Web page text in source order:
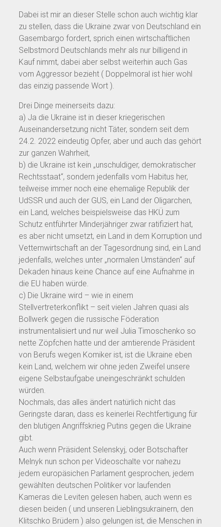
Dabei ist mir an dieser Stelle schon auch wichtig klar
zu stellen, dass die Ukraine zwar von Deutschland ein
Gasembargo fordert, sprich einen wirtschaftlichen
Selbstmord Deutschlands mehr als nur billigend in
Kauf nimmt, dabei aber selbst weiterhin auch Gas
vom Aggressor bezieht ( Doppelmoral ist hier wohl
das einzig passende Wort ).
Drei Dinge meinerseits dazu:
a) Ja die Ukraine ist in dieser kriegerischen
Auseinandersetzung nicht Täter, sondern seit dem
24.2. 2022 eindeutig Opfer, aber und auch das gehört
zur ganzen Wahrheit,
b) die Ukraine ist kein „unschuldiger, demokratischer
Rechtsstaat“, sondern jedenfalls vom Habitus her,
teilweise immer noch eine ehemalige Republik der
UdSSR und auch der GUS, ein Land der Oligarchen,
ein Land, welches beispielsweise das HKÜ zum
Schutz entführter Minderjähriger zwar ratifiziert hat,
es aber nicht umsetzt, ein Land in dem Korruption und
Vetternwirtschaft an der Tagesordnung sind, ein Land
jedenfalls, welches unter „normalen Umständen“ auf
Dekaden hinaus keine Chance auf eine Aufnahme in
die EU haben würde.
c) Die Ukraine wird – wie in einem
Stellvertreterkonflikt – seit vielen Jahren quasi als
Bollwerk gegen die russische Föderation
instrumentalisiert und nur weil Julia Timoschenko so
nette Zöpfchen hatte und der amtierende Präsident
von Berufs wegen Komiker ist, ist die Ukraine eben
kein Land, welchem wir ohne jeden Zweifel unsere
eigene Selbstaufgabe uneingeschränkt schulden
würden.
Nochmals, das alles ändert natürlich nicht das
Geringste daran, dass es keinerlei Rechtfertigung für
den blutigen Angriffskrieg Putins gegen die Ukraine
gibt.
Auch wenn Präsident Selenskyj, oder Botschafter
Melnyk nun schon per Videoschalte vor nahezu
jedem europäsichen Parlament gesprochen, jedem
gewählten deutschen Politiker vor laufenden
Kameras die Leviten gelesen haben, auch wenn es
diesen beiden ( und unseren Lieblingsukrainern, den
Klitschko Brüdern ) also gelungen ist, die Menschen in